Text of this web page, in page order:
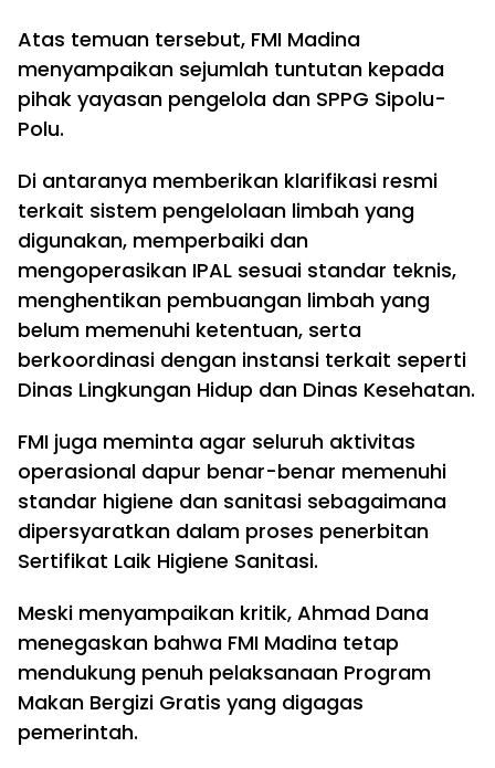
Atas temuan tersebut, FMI Madina
menyampaikan sejumlah tuntutan kepada
pihak yayasan pengelola dan SPPG Sipolu-
Polu.
Di antaranya memberikan klarifikasi resmi
terkait sistem pengelolaan limbah yang
digunakan, memperbaiki dan
mengoperasikan IPAL sesuai standar teknis,
menghentikan pembuangan limbah yang
belum memenuhi ketentuan, serta
berkoordinasi dengan instansi terkait seperti
Dinas Lingkungan Hidup dan Dinas Kesehatan.
FMI juga meminta agar seluruh aktivitas
operasional dapur benar-benar memenuhi
standar higiene dan sanitasi sebagaimana
dipersyaratkan dalam proses penerbitan
Sertifikat Laik Higiene Sanitasi.
Meski menyampaikan kritik, Ahmad Dana
menegaskan bahwa FMI Madina tetap
mendukung penuh pelaksanaan Program
Makan Bergizi Gratis yang digagas
pemerintah.